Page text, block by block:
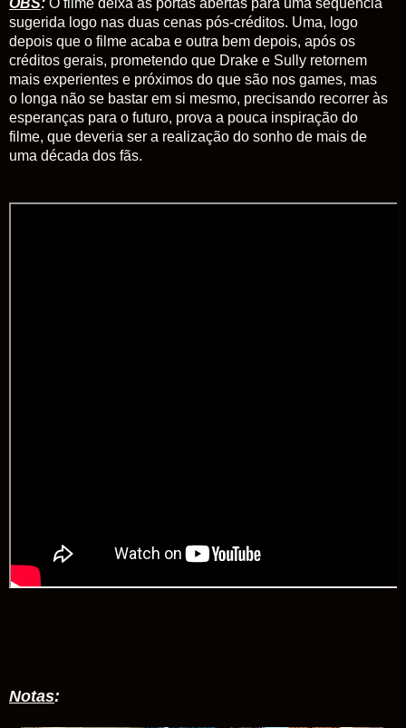
OBS: O filme deixa as portas abertas para uma sequência
sugerida logo nas duas cenas pós-créditos. Uma, logo
depois que o filme acaba e outra bem depois, após os
créditos gerais, prometendo que Drake e Sully retornem
mais experientes e próximos do que são nos games, mas
o longa não se bastar em si mesmo, precisando recorrer às
esperanças para o futuro, prova a pouca inspiração do
filme, que deveria ser a realização do sonho de mais de
uma década dos fãs.
Notas: